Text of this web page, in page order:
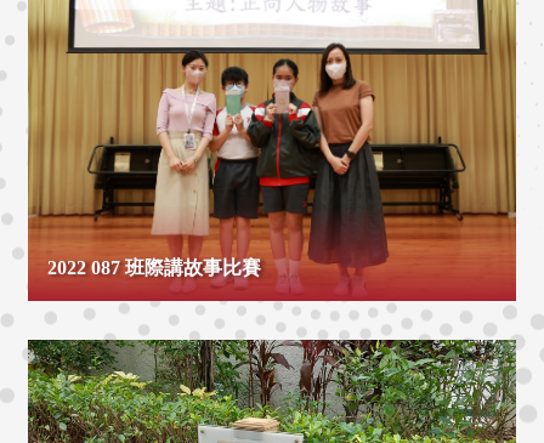
2022 087 班際講故事比賽